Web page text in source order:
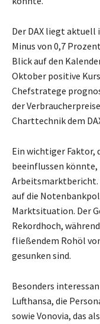
Der DAX liegt
Minus von 0,7
Blick auf den
Oktober positive
Chefstratege
der
Charttechnik dem
Ein wichtiger Faktor,
beeinflussen
Arbeitsmarktbericht.
auf die
Marktsituation. Der
Rekordhoch,
fließendem Rohöl
gesunken sind.
Besonders
Lufthansa, die
sowie Vonovia, das